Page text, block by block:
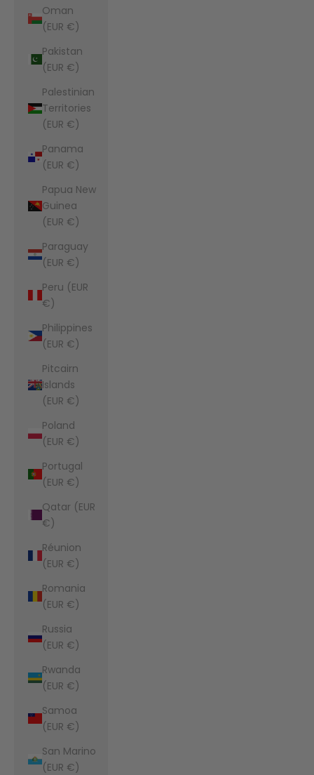
Oman
(EUR €)
Pakistan
(EUR €)
Palestinian
Territories
(EUR €)
Panama
(EUR €)
Papua New
Guinea
(EUR €)
Paraguay
(EUR €)
Peru (EUR
€)
Philippines
(EUR €)
Pitcairn
Islands
(EUR €)
Poland
(EUR €)
Portugal
(EUR €)
Qatar (EUR
€)
Réunion
(EUR €)
Romania
(EUR €)
Russia
(EUR €)
Rwanda
(EUR €)
Samoa
(EUR €)
San Marino
(EUR €)